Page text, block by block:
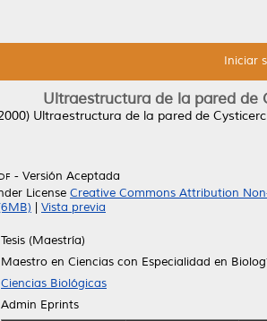
Iniciar
Ultraestructura de la pared de
Ultraestructura de la pared de
- Versión Aceptada
License Creative Commons Attribution
Vista previa
Tesis (Maestría)
Maestro en Ciencias con Especialidad en
Ciencias Biológicas
Admin Eprints